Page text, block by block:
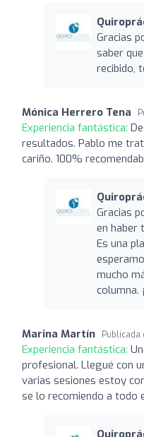
Gracias
saber
recibido,
Mónica Herrero Tena
Experiencia fantástica:
resultados. Pablo me
cariño. 100%
Gracias
en haber
Es una
mucho
columna.
Marina Martín Publicada
Experiencia fantástica:
profesional. Llegué con
varias sesiones estoy
se lo recomiendo a todo